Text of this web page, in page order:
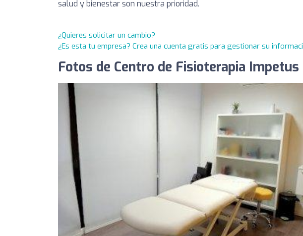
salud y bienestar son nuestra prioridad.
¿Quieres solicitar un cambio?
¿Es esta tu empresa? Crea una cuenta gratis para gestionar su
Fotos de Centro de Fisioterapia Impetus